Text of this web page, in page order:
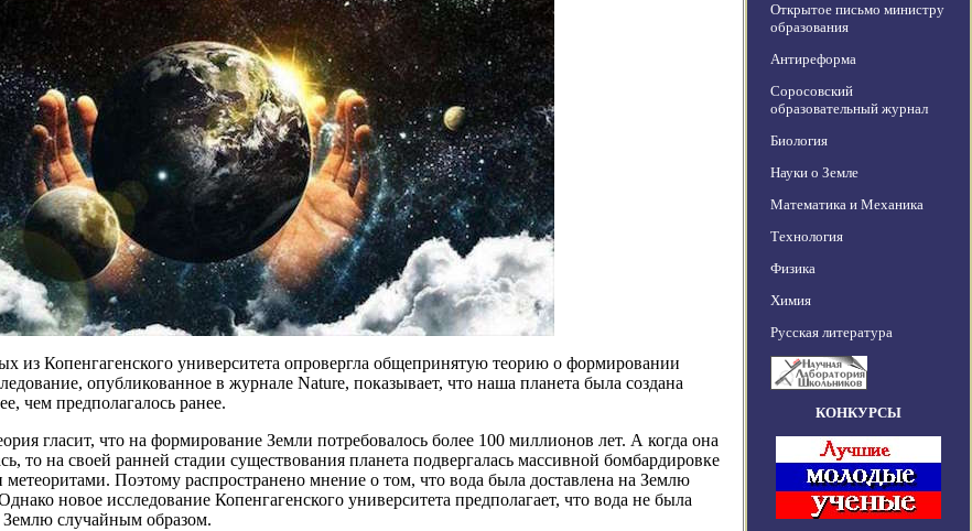
из Копенгагенского университета опровергла общепринятую теорию о формировании
опубликованное в журнале Nature, показывает, что наша планета была создана
чем предполагалось ранее.
гласит, что на формирование Земли потребовалось более 100 миллионов лет. А когда она
то на своей ранней стадии существования планета подвергалась массивной бомбардировке
метеоритами. Поэтому распространено мнение о том, что вода была доставлена на Землю
новое исследование Копенгагенского университета предполагает, что вода не была
Землю случайным образом.
Открытое письмо министру
образования
Антиреформа
Соросовский
образовательный журнал
Биология
Науки о Земле
Математика и Механика
Технология
Физика
Химия
Русская литература
КОНКУРСЫ